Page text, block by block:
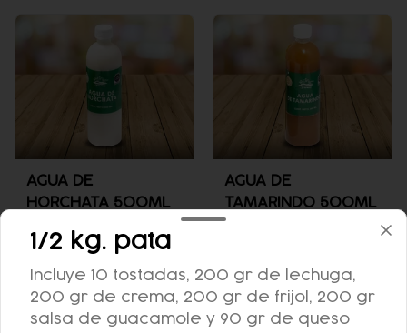
AGUA DE
HORCHATA 500ML
$52.00
AGUA DE
TAMARINDO 500ML
1/2 kg. pata
Incluye 10 tostadas, 200 gr de lechuga,
200 gr de crema, 200 gr de frijol, 200 gr
salsa de guacamole y 90 gr de queso